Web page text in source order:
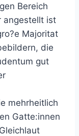
Bereich
angestellt ist
Majoritat
die
gut
mehrheitlich
Gatte:innen